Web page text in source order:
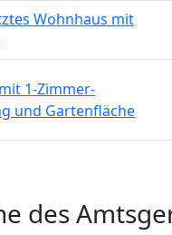
Wohnhaus mit
1-Zimmer-
und Gartenfläche
des